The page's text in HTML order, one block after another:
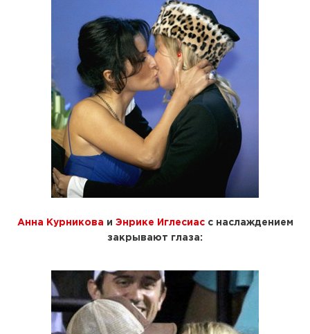
Анна Курникова и Энрике Иглесиасс наслаждением
закрывают глаза: